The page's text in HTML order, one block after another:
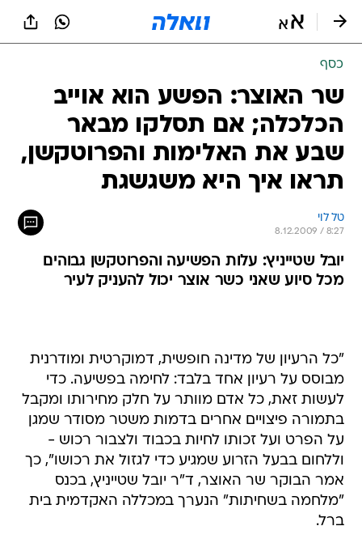
כסף
שר האוצר: הפשע הוא אוייב
הכלכלה; אם תסלקו מבאר
שבע את האלימות והפרוטקשן,
תראו איך היא משגשגת
טל לוי
8.12.2009 / 8:27
יובל שטייניץ: עלות הפשיעה והפרוטקשן גבוהים
מכל סיוע שאני כשר אוצר יכול להעניק לעיר
"כל הרעיון של מדינה חופשית, דמוקרטית ומודרנית
מבוסס על רעיון אחד בלבד: לחימה בפשיעה. כדי
לעשות זאת, כל אדם מוותר על חלק מחירותו ומקבל
בתמורה פיצויים אחרים בדמות משטר מסודר שמגן
על הפרט ועל זכותו לחיות בכבוד ולצבור רכוש -
וללחום בבעל הזרוע שמגיע כדי לגזול את רכושו", כך
אמר הבוקר שר האוצר, ד"ר יובל שטייניץ, בכנס
"מלחמה בשחיתות" הנערך במכללה האקדמית בית
ברל.